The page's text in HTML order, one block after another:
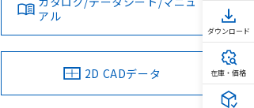
アル
2D CADデータ
ダウンロード
在庫・価格